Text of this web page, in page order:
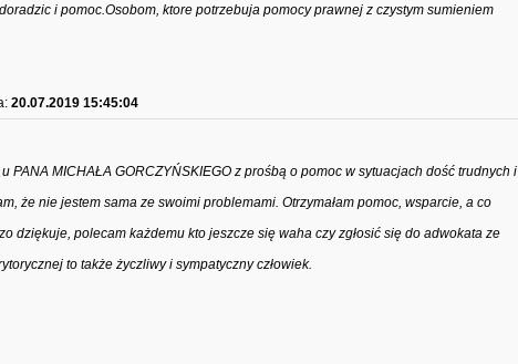
i pomoc.Osobom, ktore potrzebuja pomocy prawnej z czystym sumieniem
20.07.2019 15:45:04
PANA MICHAŁA GORCZYŃSKIEGO z prośbą o pomoc w sytuacjach dość trudnych i
że nie jestem sama ze swoimi problemami. Otrzymałam pomoc, wsparcie, a co
dziękuje, polecam każdemu kto jeszcze się waha czy zgłosić się do adwokata ze
to także życzliwy i sympatyczny człowiek.